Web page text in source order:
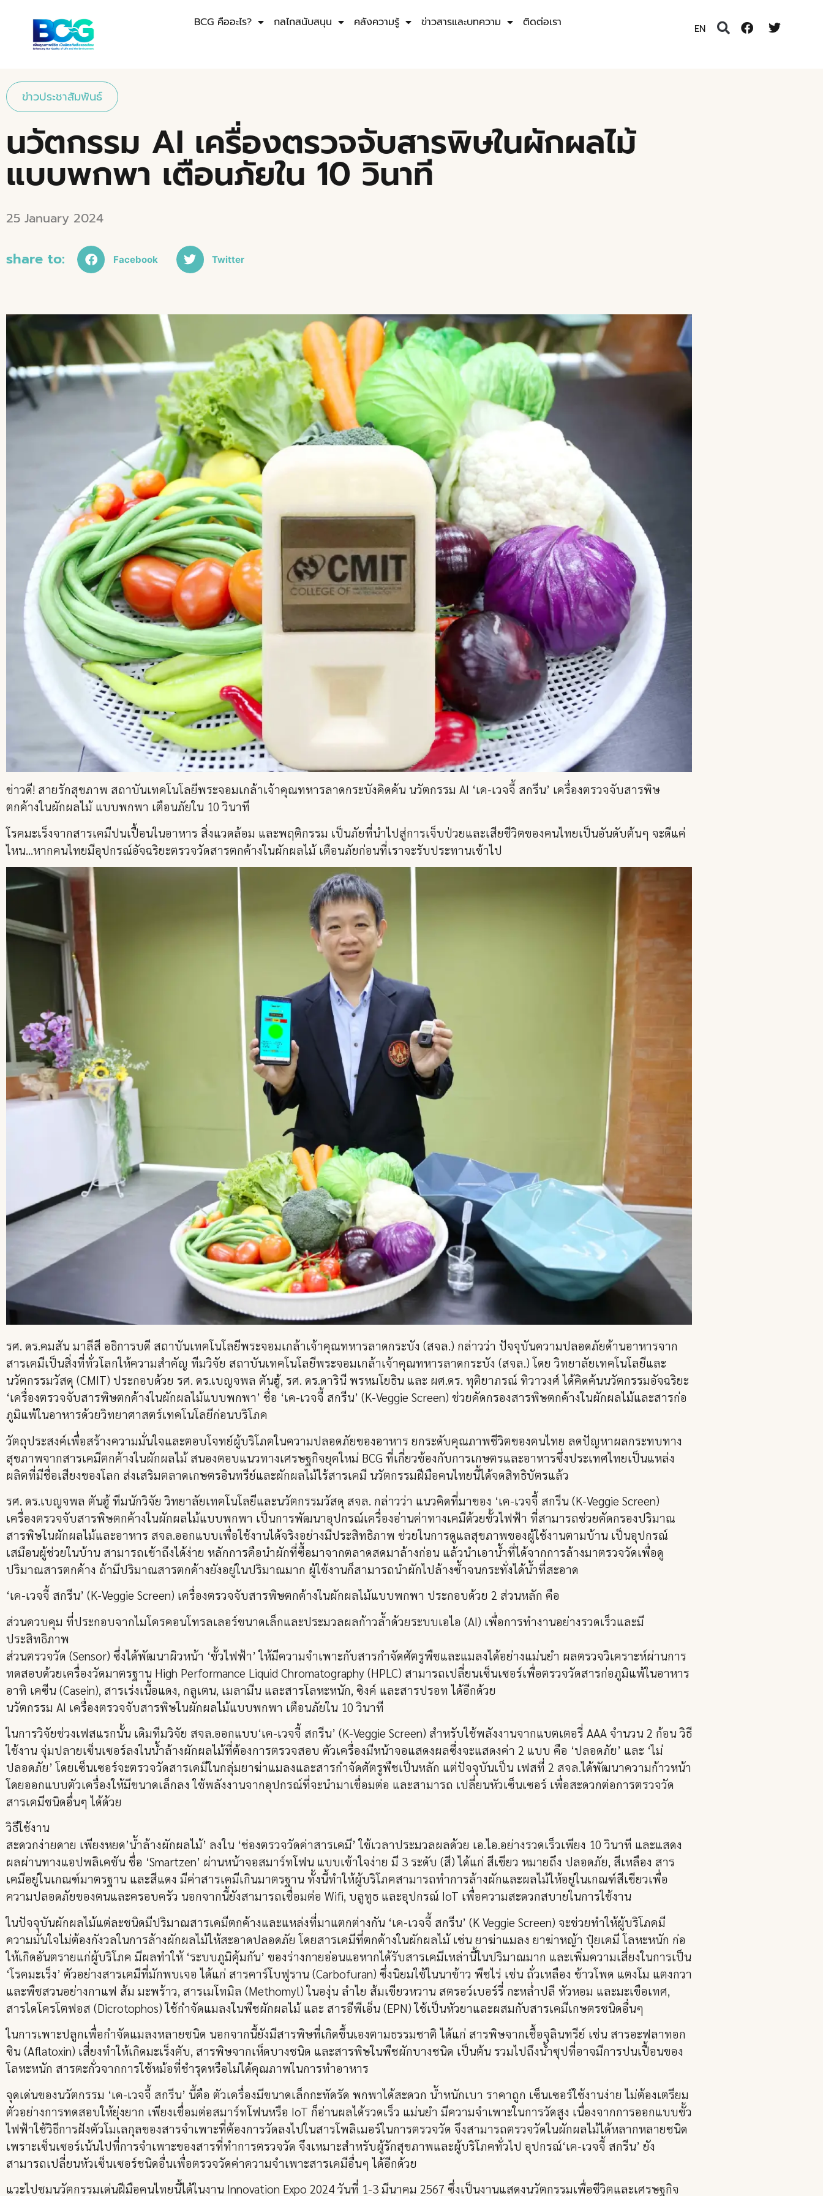
BCG คืออะไร? กลไกสนับสนุน คลังความรู้ ข่าวสารและบทความ ติดต่อเรา EN
ข่าวประชาสัมพันธ์
นวัตกรรม AI เครื่องตรวจจับสารพิษในผักผลไม้
แบบพกพา เตือนภัยใน 10 วินาที
25 January 2024
share to: Facebook Twitter
ข่าวดี! สายรักสุขภาพ สถาบันเทคโนโลยีพระจอมเกล้าเจ้าคุณทหารลาดกระบังคิดค้น นวัตกรรม AI ‘เค-เวจจี้ สกรีน’ เครื่องตรวจจับสารพิษ
ตกค้างในผักผลไม้ แบบพกพา เตือนภัยใน 10 วินาที
โรคมะเร็งจากสารเคมีปนเปื้อนในอาหาร สิ่งแวดล้อม และพฤติกรรม เป็นภัยที่นำไปสู่การเจ็บป่วยและเสียชีวิตของคนไทยเป็นอันดับต้นๆ จะดีแค่
ไหน…หากคนไทยมีอุปกรณ์อัจฉริยะตรวจวัดสารตกค้างในผักผลไม้ เตือนภัยก่อนที่เราจะรับประทานเข้าไป
รศ. ดร.คมสัน มาลีสี อธิการบดี สถาบันเทคโนโลยีพระจอมเกล้าเจ้าคุณทหารลาดกระบัง (สจล.) กล่าวว่า ปัจจุบันความปลอดภัยด้านอาหารจาก
สารเคมีเป็นสิ่งที่ทั่วโลกให้ความสำคัญ ทีมวิจัย สถาบันเทคโนโลยีพระจอมเกล้าเจ้าคุณทหารลาดกระบัง (สจล.) โดย วิทยาลัยเทคโนโลยีและ
นวัตกรรมวัสดุ (CMIT) ประกอบด้วย รศ. ดร.เบญจพล ตันฮู้, รศ. ดร.ดารินี พรหมโยธิน และ ผศ.ดร. ทุติยาภรณ์ ทิวาวงศ์ ได้คิดค้นนวัตกรรมอัจฉริยะ
‘เครื่องตรวจจับสารพิษตกค้างในผักผลไม้แบบพกพา’ ชื่อ ‘เค-เวจจี้ สกรีน’ (K-Veggie Screen) ช่วยคัดกรองสารพิษตกค้างในผักผลไม้และสารก่อ
ภูมิแพ้ในอาหารด้วยวิทยาศาสตร์เทคโนโลยีก่อนบริโภค
วัตถุประสงค์เพื่อสร้างความมั่นใจและตอบโจทย์ผู้บริโภคในความปลอดภัยของอาหาร ยกระดับคุณภาพชีวิตของคนไทย ลดปัญหาผลกระทบทาง
สุขภาพจากสารเคมีตกค้างในผักผลไม้ สนองตอบแนวทางเศรษฐกิจยุคใหม่ BCG ที่เกี่ยวข้องกับการเกษตรและอาหารซึ่งประเทศไทยเป็นแหล่ง
ผลิตที่มีชื่อเสียงของโลก ส่งเสริมตลาดเกษตรอินทรีย์และผักผลไม้ไร้สารเคมี นวัตกรรมฝีมือคนไทยนี้ได้จดสิทธิบัตรแล้ว
รศ. ดร.เบญจพล ตันฮู้ ทีมนักวิจัย วิทยาลัยเทคโนโลยีและนวัตกรรมวัสดุ สจล. กล่าวว่า แนวคิดที่มาของ ‘เค-เวจจี้ สกรีน (K-Veggie Screen)
เครื่องตรวจจับสารพิษตกค้างในผักผลไม้แบบพกพา เป็นการพัฒนาอุปกรณ์เครื่องอ่านค่าทางเคมีด้วยขั้วไฟฟ้า ที่สามารถช่วยคัดกรองปริมาณ
สารพิษในผักผลไม้และอาหาร สจล.ออกแบบเพื่อใช้งานได้จริงอย่างมีประสิทธิภาพ ช่วยในการดูแลสุขภาพของผู้ใช้งานตามบ้าน เป็นอุปกรณ์
เสมือนผู้ช่วยในบ้าน สามารถเข้าถึงได้ง่าย หลักการคือนำผักที่ซื้อมาจากตลาดสดมาล้างก่อน แล้วนำเอาน้ำที่ได้จากการล้างมาตรวจวัดเพื่อดู
ปริมาณสารตกค้าง ถ้ามีปริมาณสารตกค้างยังอยู่ในปริมาณมาก ผู้ใช้งานก็สามารถนำผักไปล้างซ้ำจนกระทั่งได้น้ำที่สะอาด
‘เค-เวจจี้ สกรีน’ (K-Veggie Screen) เครื่องตรวจจับสารพิษตกค้างในผักผลไม้แบบพกพา ประกอบด้วย 2 ส่วนหลัก คือ
ส่วนควบคุม ที่ประกอบจากไมโครคอนโทรลเลอร์ขนาดเล็กและประมวลผลก้าวล้ำด้วยระบบเอไอ (AI) เพื่อการทำงานอย่างรวดเร็วและมี
ประสิทธิภาพ
ส่วนตรวจวัด (Sensor) ซึ่งได้พัฒนาผิวหน้า ‘ขั้วไฟฟ้า’ ให้มีความจำเพาะกับสารกำจัดศัตรูพืชและแมลงได้อย่างแม่นยำ ผลตรวจวิเคราะห์ผ่านการ
ทดสอบด้วยเครื่องวัดมาตรฐาน High Performance Liquid Chromatography (HPLC) สามารถเปลี่ยนเซ็นเซอร์เพื่อตรวจวัดสารก่อภูมิแพ้ในอาหาร
อาทิ เคซีน (Casein), สารเร่งเนื้อแดง, กลูเตน, เมลามีน และสารโลหะหนัก, ซิงค์ และสารปรอท ได้อีกด้วย
นวัตกรรม AI เครื่องตรวจจับสารพิษในผักผลไม้แบบพกพา เตือนภัยใน 10 วินาที
ในการวิจัยช่วงเฟสแรกนั้น เดิมทีมวิจัย สจล.ออกแบบ‘เค-เวจจี้ สกรีน’ (K-Veggie Screen) สำหรับใช้พลังงานจากแบตเตอรี่ AAA จำนวน 2 ก้อน วิธี
ใช้งาน จุ่มปลายเซ็นเซอร์ลงในน้ำล้างผักผลไม้ที่ต้องการตรวจสอบ ตัวเครื่องมีหน้าจอแสดงผลซึ่งจะแสดงค่า 2 แบบ คือ ‘ปลอดภัย’ และ ‘ไม่
ปลอดภัย’ โดยเซ็นเซอร์จะตรวจวัดสารเคมีในกลุ่มยาฆ่าแมลงและสารกำจัดศัตรูพืชเป็นหลัก แต่ปัจจุบันเป็น เฟสที่ 2 สจล.ได้พัฒนาความก้าวหน้า
โดยออกแบบตัวเครื่องให้มีขนาดเล็กลง ใช้พลังงานจากอุปกรณ์ที่จะนำมาเชื่อมต่อ และสามารถ เปลี่ยนหัวเซ็นเซอร์ เพื่อสะดวกต่อการตรวจวัด
สารเคมีชนิดอื่นๆ ได้ด้วย
วิธีใช้งาน
สะดวกง่ายดาย เพียงหยด’น้ำล้างผักผลไม้’ ลงใน ‘ช่องตรวจวัดค่าสารเคมี’ ใช้เวลาประมวลผลด้วย เอ.ไอ.อย่างรวดเร็วเพียง 10 วินาที และแสดง
ผลผ่านทางแอปพลิเคชัน ชื่อ ‘Smartzen’ ผ่านหน้าจอสมาร์ทโฟน แบบเข้าใจง่าย มี 3 ระดับ (สี) ได้แก่ สีเขียว หมายถึง ปลอดภัย, สีเหลือง สาร
เคมีอยู่ในเกณฑ์มาตรฐาน และสีแดง มีค่าสารเคมีเกินมาตรฐาน ทั้งนี้ทำให้ผู้บริโภคสามารถทำการล้างผักและผลไม้ให้อยู่ในเกณฑ์สีเขียวเพื่อ
ความปลอดภัยของตนและครอบครัว นอกจากนี้ยังสามารถเชื่อมต่อ Wifi, บลูทูธ และอุปกรณ์ IoT เพื่อความสะดวกสบายในการใช้งาน
ในปัจจุบันผักผลไม้แต่ละชนิดมีปริมาณสารเคมีตกค้างและแหล่งที่มาแตกต่างกัน ‘เค-เวจจี้ สกรีน’ (K Veggie Screen) จะช่วยทำให้ผู้บริโภคมี
ความมั่นใจไม่ต้องกังวลในการล้างผักผลไม้ให้สะอาดปลอดภัย โดยสารเคมีที่ตกค้างในผักผลไม้ เช่น ยาฆ่าแมลง ยาฆ่าหญ้า ปุ๋ยเคมี โลหะหนัก ก่อ
ให้เกิดอันตรายแก่ผู้บริโภค มีผลทำให้ ‘ระบบภูมิคุ้มกัน’ ของร่างกายอ่อนแอหากได้รับสารเคมีเหล่านี้ในปริมาณมาก และเพิ่มความเสี่ยงในการเป็น
‘โรคมะเร็ง’ ตัวอย่างสารเคมีที่มักพบเจอ ได้แก่ สารคาร์โบฟูราน (Carbofuran) ซึ่งนิยมใช้ในนาข้าว พืชไร่ เช่น ถั่วเหลือง ข้าวโพด แตงโม แตงกวา
และพืชสวนอย่างกาแฟ ส้ม มะพร้าว, สารเมโทมิล (Methomyl) ในองุ่น ลำไย ส้มเขียวหวาน สตรอว์เบอร์รี่ กะหล่ำปลี หัวหอม และมะเขือเทศ,
สารไดโครโตฟอส (Dicrotophos) ใช้กำจัดแมลงในพืชผักผลไม้ และ สารอีพีเอ็น (EPN) ใช้เป็นหัวยาและผสมกับสารเคมีเกษตรชนิดอื่นๆ
ในการเพาะปลูกเพื่อกำจัดแมลงหลายชนิด นอกจากนี้ยังมีสารพิษที่เกิดขึ้นเองตามธรรมชาติ ได้แก่ สารพิษจากเชื้อจุลินทรีย์ เช่น สารอะฟลาทอก
ซิน (Aflatoxin) เสี่ยงทำให้เกิดมะเร็งตับ, สารพิษจากเห็ดบางชนิด และสารพิษในพืชผักบางชนิด เป็นต้น รวมไปถึงน้ำซุปที่อาจมีการปนเปื้อนของ
โลหะหนัก สารตะกั่วจากการใช้หม้อที่ชำรุดหรือไม่ได้คุณภาพในการทำอาหาร
จุดเด่นของนวัตกรรม ‘เค-เวจจี้ สกรีน’ นี้คือ ตัวเครื่องมีขนาดเล็กกะทัดรัด พกพาได้สะดวก น้ำหนักเบา ราคาถูก เซ็นเซอร์ใช้งานง่าย ไม่ต้องเตรียม
ตัวอย่างการทดสอบให้ยุ่งยาก เพียงเชื่อมต่อสมาร์ทโฟนหรือ IoT ก็อ่านผลได้รวดเร็ว แม่นยำ มีความจำเพาะในการวัดสูง เนื่องจากการออกแบบขั้ว
ไฟฟ้าใช้วิธีการฝังตัวโมเลกุลของสารจำเพาะที่ต้องการวัดลงไปในสารโพลิเมอร์ในการตรวจวัด จึงสามารถตรวจวัดในผักผลไม้ได้หลากหลายชนิด
เพราะเซ็นเซอร์เน้นไปที่การจำเพาะของสารที่ทำการตรวจวัด จึงเหมาะสำหรับผู้รักสุขภาพและผู้บริโภคทั่วไป อุปกรณ์‘เค-เวจจี้ สกรีน’ ยัง
สามารถเปลี่ยนหัวเซ็นเซอร์ชนิดอื่นเพื่อตรวจวัดค่าความจำเพาะสารเคมีอื่นๆ ได้อีกด้วย
แวะไปชมนวัตกรรมเด่นฝีมือคนไทยนี้ได้ในงาน Innovation Expo 2024 วันที่ 1-3 มีนาคม 2567 ซึ่งเป็นงานแสดงนวัตกรรมเพื่อชีวิตและเศรษฐกิจ